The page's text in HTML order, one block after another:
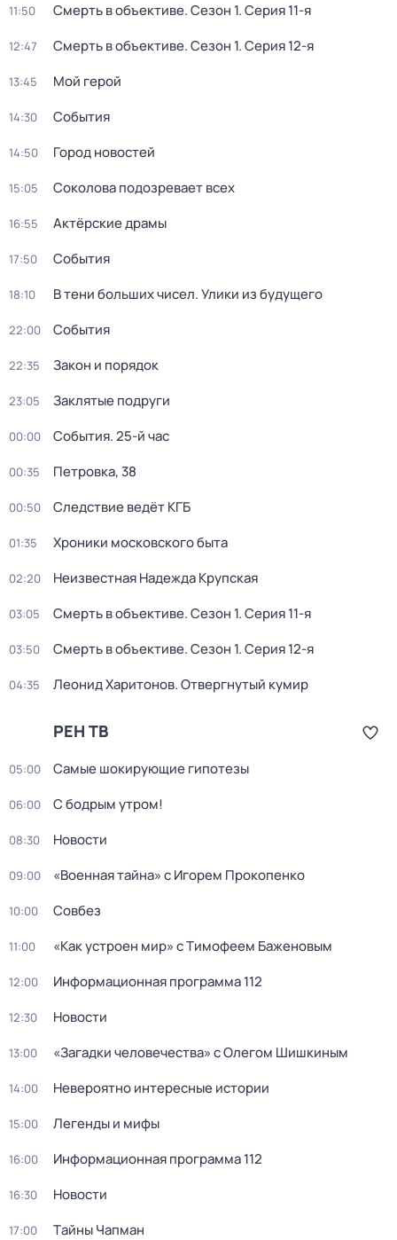
11:50 Смерть в объективе. Сезон 1. Серия 11-я
12:47 Смерть в объективе. Сезон 1. Серия 12-я
13:45 Мой герой
14:30 События
14:50 Город новостей
15:05 Соколова подозревает всех
16:55 Актёрские драмы
17:50 События
18:10 В тени больших чисел. Улики из будущего
22:00 События
22:35 Закон и порядок
23:05 Заклятые подруги
00:00 События. 25-й час
00:35 Петровка, 38
00:50 Следствие ведёт КГБ
01:35 Хроники московского быта
02:20 Неизвестная Надежда Крупская
03:05 Смерть в объективе. Сезон 1. Серия 11-я
03:50 Смерть в объективе. Сезон 1. Серия 12-я
04:35 Леонид Харитонов. Отвергнутый кумир
РЕН ТВ
05:00 Самые шoкиpующие гипотезы
06:00 С бодрым утром!
08:30 Новости
09:00 «Военная тайна» с Игорем Прокопенко
10:00 Совбез
11:00 «Как устроен мир» с Тимофеем Баженовым
12:00 Информационная программа 112
12:30 Новости
13:00 «Загадки человечества» с Олегом Шишкиным
14:00 Невероятно интересные истории
15:00 Легенды и мифы
16:00 Информационная программа 112
16:30 Новости
17:00 Тaйны Чапман